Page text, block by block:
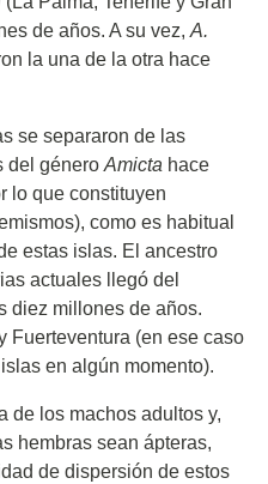
de años. A su vez, A.
la una de la otra hace
se separaron de las
del género Amicta hace
lo que constituyen
como es habitual
estas islas. El ancestro
actuales llegó del
diez millones de años.
Fuerteventura (en ese caso
en algún momento).
de los machos adultos y,
hembras sean ápteras,
de dispersión de estos